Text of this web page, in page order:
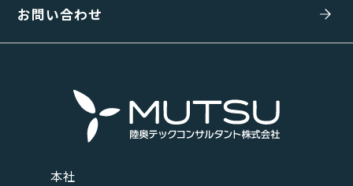
お問い合わせ
本社